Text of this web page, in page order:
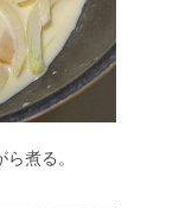
煮る。